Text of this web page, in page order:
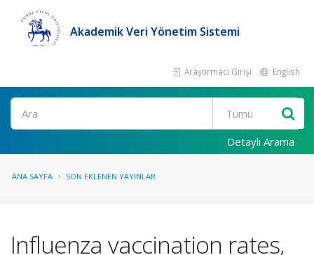
Akademik Veri Yönetim Sistemi
Araştırmacı Girişi English
Ara
Detaylı Arama
ANA SAYFA SON EKLENEN YAYINLAR
Influenza vaccination rates,